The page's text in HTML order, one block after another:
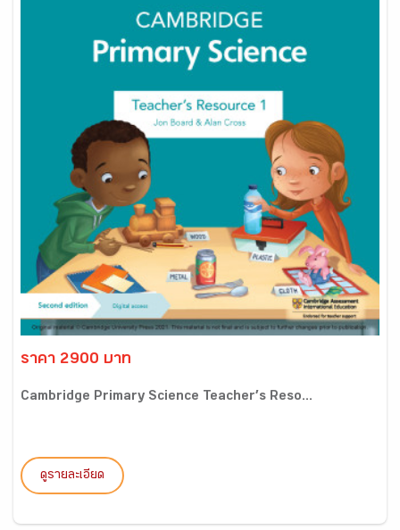
ราคา 2900 บาท
Cambridge Primary Science Teacher’s Reso...
ดูรายละเอียด